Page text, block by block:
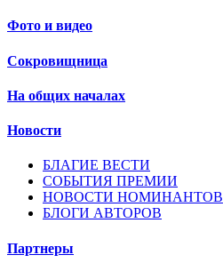
Фото и видео
Сокровищница
На общих началах
Новости
БЛАГИЕ ВЕСТИ
СОБЫТИЯ ПРЕМИИ
НОВОСТИ НОМИНАНТОВ
БЛОГИ АВТОРОВ
Партнеры